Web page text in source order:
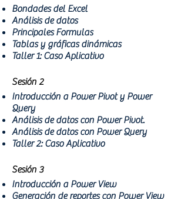
Bondades del Excel
Análisis de datos
Principales Formulas
Tablas y gráficas dinámicas
Taller 1: Caso Aplicativo
Sesión 2
Introducción a Power Pivot y Power
Query
Análisis de datos con Power Pivot.
Análisis de datos con Power Query
Taller 2: Caso Aplicativo
Sesión 3
Introducción a Power View
Generación de reportes con Power View